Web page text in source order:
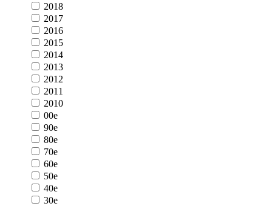
2018
2017
2016
2015
2014
2013
2012
2011
2010
00e
90e
80e
70e
60e
50e
40e
30e